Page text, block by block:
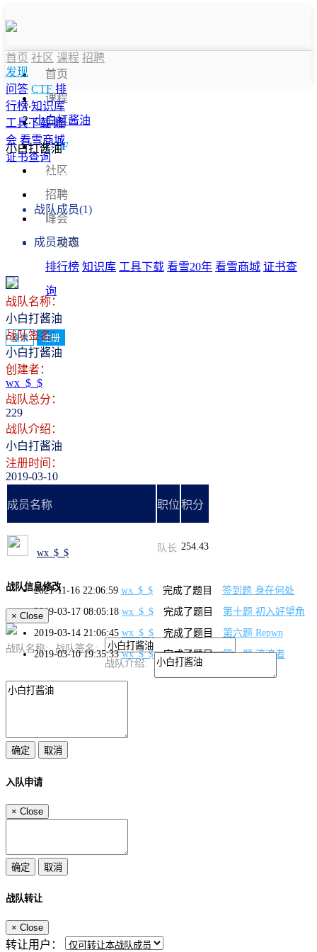
首页
课程
问答
CTF
社区
招聘
峰会
发现
排行榜 知识库 工具下载 看雪20年 看雪商城 证书查
询
登录 注册
首页 社区 课程 招聘
发现
问答 CTF 排
行榜 知识库
工具下载 峰
会 看雪商城
证书查询
小白打酱油
小白打酱油
战队信息
战队成员(1)
成员动态
战队名称：
小白打酱油
战队签名：
小白打酱油
创建者：
wx_$_$
战队总分：
229
战队介绍：
小白打酱油
注册时间：
2019-03-10
成员名称 职位积分
wx_$_$ 队长 254.43
2021-11-16 22:06:59 wx_$_$ 完成了题目
签到题 身在何处
2019-03-17 08:05:18 wx_$_$ 完成了题目
第十题 初入好望角
2019-03-14 21:06:45 wx_$_$ 完成了题目
第六题 Repwn
2019-03-10 19:35:33 wx_$_$ 完成了题目 第一题 流浪者
战队信息修改
× Close
战队名称:
战队签名:
战队介绍:
入队申请
× Close
战队转让
× Close
转让用户：